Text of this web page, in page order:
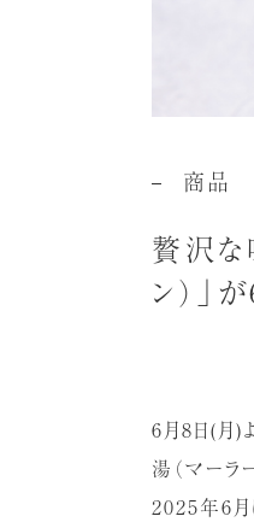
商品
贅沢な
ン）」
6月8日(月
湯（マーラ
2025年6月